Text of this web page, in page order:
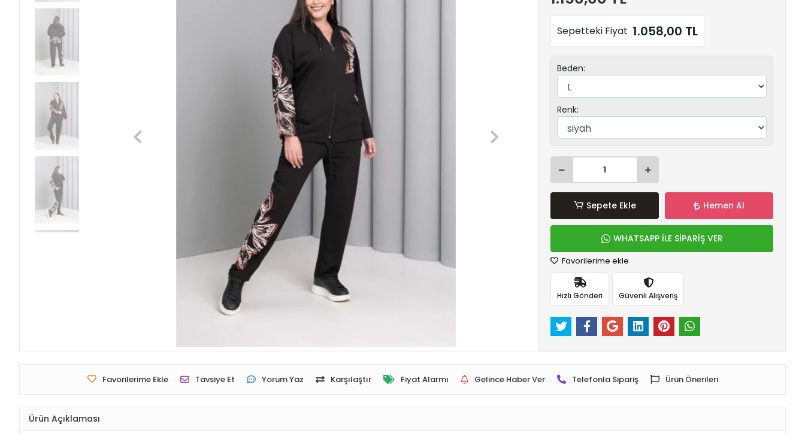
Sepetteki Fiyat 1.058,00 TL
Beden:
Renk:
Sepete Ekle Hemen Al
WHATSAPP İLE SİPARİŞ VER
Favorilerime ekle
Hızlı Gönderi Güvenli Alışveriş
Favorilerime Ekle Tavsiye Et Yorum Yaz Karşılaştır Fiyat Alarmı Gelince Haber Ver Telefonla Sipariş Ürün Önerileri
Ürün Açıklaması